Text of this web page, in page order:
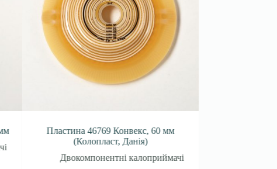
Пластина 46769 Конвекс, 60 мм
(Колопласт, Данія)
Двокомпонентні калоприймачі